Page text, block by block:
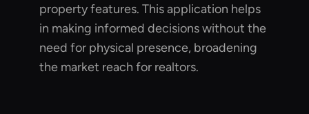
property features. This application helps
in making informed decisions without the
need for physical presence, broadening
the market reach for realtors.